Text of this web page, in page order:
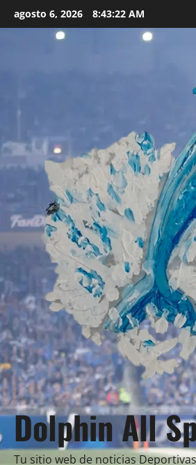
to
agosto 6, 2026 8:43:24 AM
Dolphin All
Tu sitio web de noticias Deportivas